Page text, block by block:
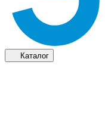
Каталог